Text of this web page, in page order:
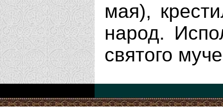
мая),
народ.
святого